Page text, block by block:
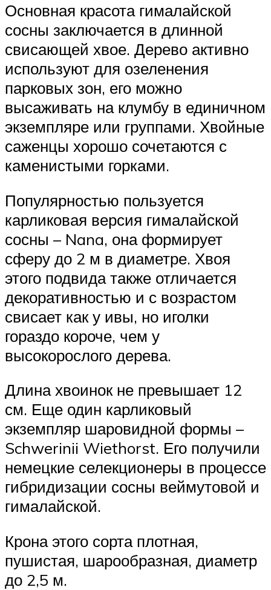
Основная красота гималайской
сосны заключается в длинной
свисающей хвое. Дерево активно
используют для озеленения
парковых зон, его можно
высаживать на клумбу в единичном
экземпляре или группами. Хвойные
саженцы хорошо сочетаются с
каменистыми горками.
Популярностью пользуется
карликовая версия гималайской
сосны – Nana, она формирует
сферу до 2 м в диаметре. Хвоя
этого подвида также отличается
декоративностью и с возрастом
свисает как у ивы, но иголки
гораздо короче, чем у
высокорослого дерева.
Длина хвоинок не превышает 12
см. Еще один карликовый
экземпляр шаровидной формы –
Schwerinii Wiethorst. Его получили
немецкие селекционеры в процессе
гибридизации сосны веймутовой и
гималайской.
Крона этого сорта плотная,
пушистая, шарообразная, диаметр
до 2,5 м.